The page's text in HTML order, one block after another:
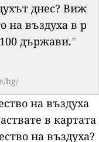
днес? Виж
на въздуха в р
държави.”
bg/
на въздуха
в картата
на въздуха?